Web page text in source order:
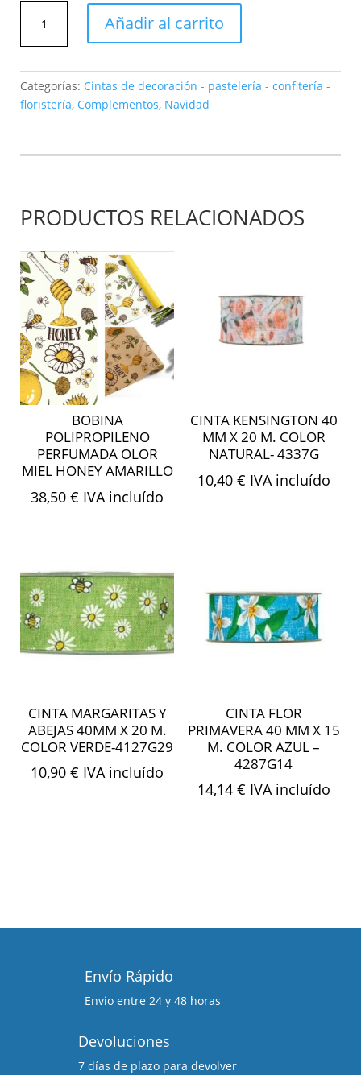
Sherwood
Alambrada
-
verde
cantidad
Añadir al carrito
Categorías: Cintas de decoración - pastelería - confitería -
floristería, Complementos, Navidad
PRODUCTOS RELACIONADOS
BOBINA
POLIPROPILENO
PERFUMADA OLOR
MIEL HONEY AMARILLO
38,50€ IVA incluído
CINTA KENSINGTON 40
MM X 20 M. COLOR
NATURAL- 4337G
10,40 € IVA incluído
CINTA MARGARITAS Y
ABEJAS 40MM X 20 M.
COLOR VERDE-4127G29
10,90€ IVA incluído
CINTA FLOR
PRIMAVERA 40 MM X 15
M. COLOR AZUL –
4287G14
14,14 € IVA incluído
Envío Rápido
Envio entre 24 y 48 horas
Devoluciones
7 días de plazo para devolver